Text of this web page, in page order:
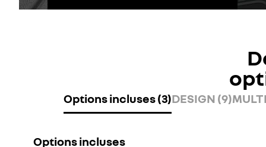
Options incluses (3)DESIGN (9)
Options incluses